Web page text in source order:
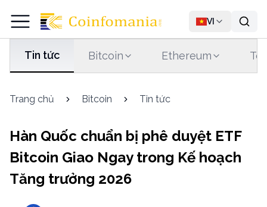
VI
Tin tức Bitcoin Ethereum
Trang chủ Bitcoin Tin tức
Hàn Quốc chuẩn bị phê duyệt ETF
Bitcoin Giao Ngay trong Kế hoạch
Tăng trưởng 2026